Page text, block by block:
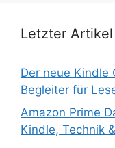
Letzter Artikel
Der neue Kindle
Begleiter für
Amazon Prime
Kindle, Technik